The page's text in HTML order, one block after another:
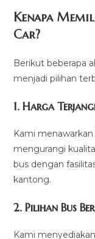
Kenapa
Car?
Berikut beberapa
menjadi pilihan
1.Harga
Kami
mengurangi
bus dengan
kantong.
2.Pilihan Bus
Kami